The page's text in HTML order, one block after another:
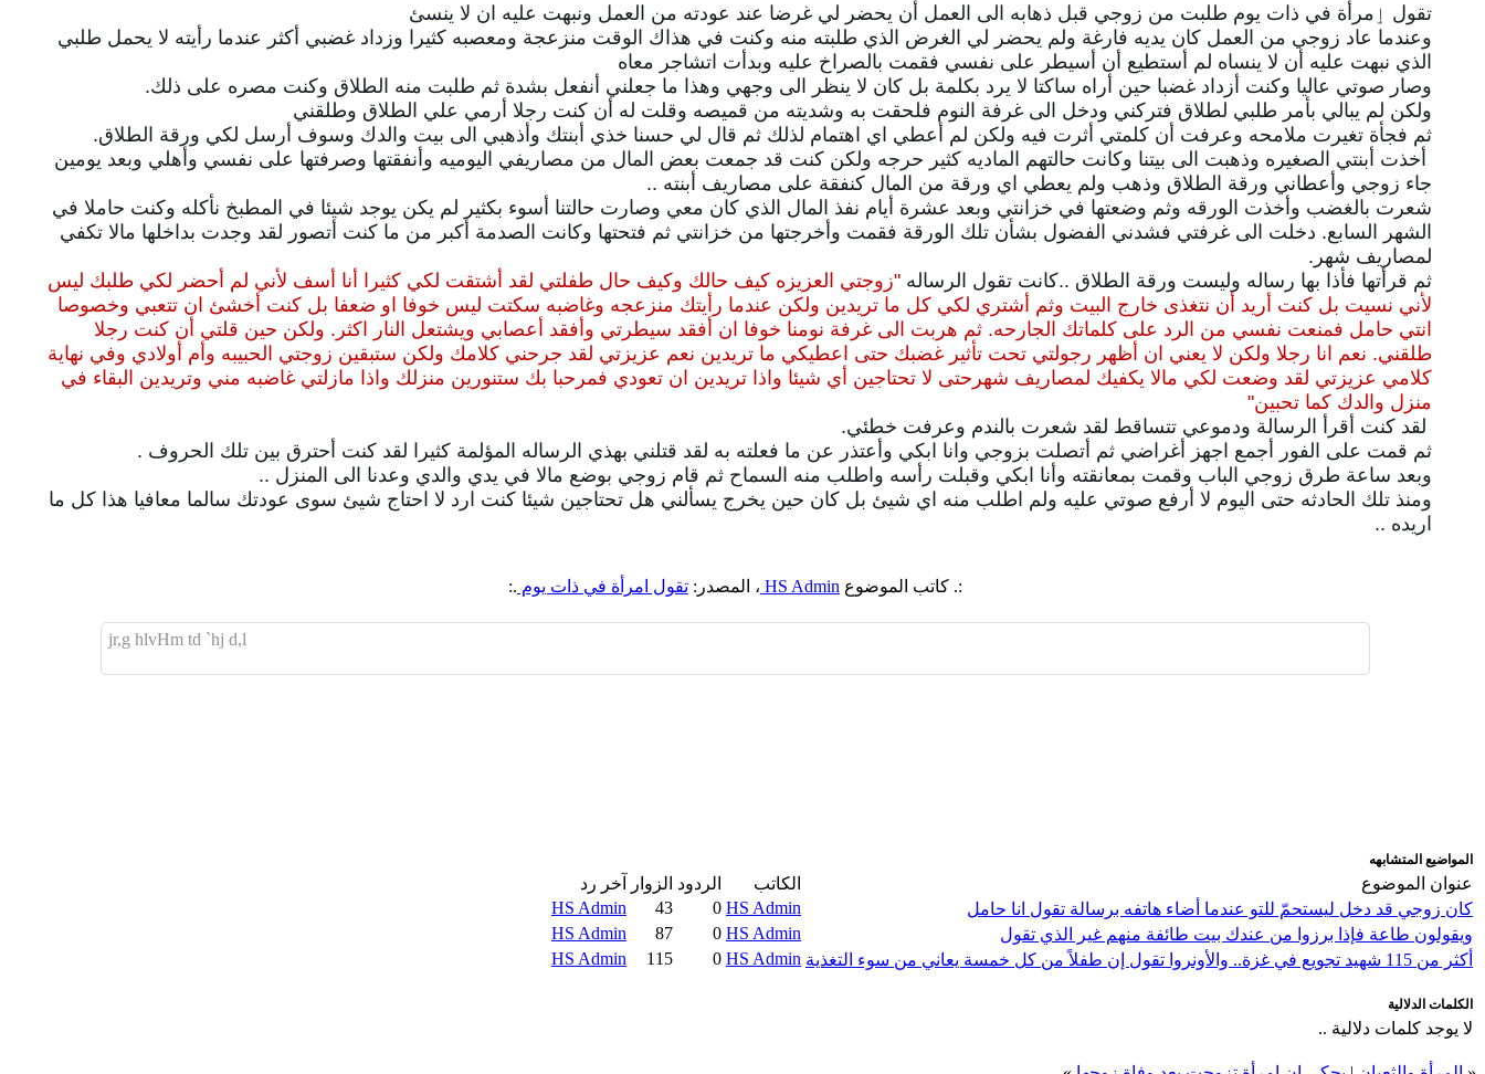
تقول ٳمرأة في ذات يوم طلبت من زوجي قبل ذهابه الى العمل أن يحضر لي غرضا عند عودته من العمل ونبهت عليه ان لا ينسئ
وعندما عاد زوجي من العمل كان يديه فارغة ولم يحضر لي الغرض الذي طلبته منه وكنت في هذاك الوقت منزعجة ومعصبه كثيرا وزداد غضبي أكثر عندما رأيته لا يحمل طلبي
الذي نبهت عليه أن لا ينساه لم أستطيع أن أسيطر على نفسي فقمت بالصراخ عليه وبدأت اتشاجر معاه
وصار صوتي عاليا وكنت أزداد غضبا حين أراه ساكتا لا يرد بكلمة بل كان لا ينظر الى وجهي وهذا ما جعلني أنفعل بشدة ثم طلبت منه الطلاق وكنت مصره على ذلك.
ولكن لم يبالي بأمر طلبي لطلاق فتركني ودخل الى غرفة النوم فلحقت به وشديته من قميصه وقلت له أن كنت رجلا أرمي علي الطلاق وطلقني
ثم فجأة تغيرت ملامحه وعرفت أن كلمتي أثرت فيه ولكن لم أعطي اي اهتمام لذلك ثم قال لي حسنا خذي أبنتك وأذهبي الى بيت والدك وسوف أرسل لكي ورقة الطلاق.
أخذت أبنتي الصغيره وذهبت الى بيتنا وكانت حالتهم الماديه كثير حرجه ولكن كنت قد جمعت بعض المال من مصاريفي اليوميه وأنفقتها وصرفتها على نفسي وأهلي وبعد يومين
جاء زوجي وأعطاني ورقة الطلاق وذهب ولم يعطي اي ورقة من المال كنفقة على مصاريف أبنته ..
شعرت بالغضب وأخذت الورقه وثم وضعتها في خزانتي وبعد عشرة أيام نفذ المال الذي كان معي وصارت حالتنا أسوء بكثير لم يكن يوجد شيئا في المطبخ نأكله وكنت حاملا في
الشهر السابع. دخلت الى غرفتي فشدني الفضول بشأن تلك الورقة فقمت وأخرجتها من خزانتي ثم فتحتها وكانت الصدمة أكبر من ما كنت أتصور لقد وجدت بداخلها مالا تكفي
لمصاريف شهر.
ثم قرأتها فأذا بها رساله وليست ورقة الطلاق ..كانت تقول الرساله "زوجتي العزيزه كيف حالك وكيف حال طفلتي لقد أشتقت لكي كثيرا أنا أسف لأني لم أحضر لكي طلبك ليس
لأني نسيت بل كنت أريد أن نتغذى خارج البيت وثم أشتري لكي كل ما تريدين ولكن عندما رأيتك منزعجه وغاضبه سكتت ليس خوفا او ضعفا بل كنت أخشئ ان تتعبي وخصوصا
انتي حامل فمنعت نفسي من الرد على كلماتك الجارحه. ثم هربت الى غرفة نومنا خوفا ان أفقد سيطرتي وأفقد أعصابي ويشتعل النار اكثر. ولكن حين قلتي أن كنت رجلا
طلقني. نعم انا رجلا ولكن لا يعني ان أظهر رجولتي تحت تأثير غضبك حتى اعطيكي ما تريدين نعم عزيزتي لقد جرحني كلامك ولكن ستبقين زوجتي الحبيبه وأم أولادي وفي نهاية
كلامي عزيزتي لقد وضعت لكي مالا يكفيك لمصاريف شهر حتى لا تحتاجين أي شيئا واذا تريدين ان تعودي فمرحبا بك ستنورين منزلك واذا مازلتي غاضبه مني وتريدين البقاء في
منزل والدك كما تحبين"
لقد كنت أقرأ الرسالة ودموعي تتساقط لقد شعرت بالندم وعرفت خطئي.
ثم قمت على الفور أجمع اجهز أغراضي ثم أتصلت بزوجي وانا ابكي وأعتذر عن ما فعلته به لقد قتلني بهذي الرساله المؤلمة كثيرا لقد كنت أحترق بين تلك الحروف .
وبعد ساعة طرق زوجي الباب وقمت بمعانقته وأنا ابكي وقبلت رأسه واطلب منه السماح ثم قام زوجي بوضع مالا في يدي والدي وعدنا الى المنزل ..
ومنذ تلك الحادثه حتى اليوم لا أرفع صوتي عليه ولم اطلب منه اي شيئ بل كان حين يخرج يسألني هل تحتاجين شيئا كنت ارد لا احتاج شيئ سوى عودتك سالما معافيا هذا كل ما
اريده ..
:. كاتب الموضوع HS Admin ، المصدر:تقول امرأة في ذات يوم .:
jr,g hlvHm td `hj d,l
المواضيع المتشابهه
عنوان الموضوع الكاتب الردود الزوار
آخر رد
كان زوجي قد دخل ليستحمّ للتو عندما أضاء هاتفه برسالة تقول انا حامل
HS Admin
0
43
HS Admin
ويقولون طاعة فإذا برزوا من عندك بيت طائفة منهم غير الذي تقول
HS Admin
0
87
HS Admin
أكثر من 115 شهيد تجويع في غزة.. والأونروا تقول إن طفلاً من كل خمسة يعاني من سوء التغذية
HS Admin
0
115
HS Admin
الكلمات الدلالية
لا يوجد كلمات دلالية ..